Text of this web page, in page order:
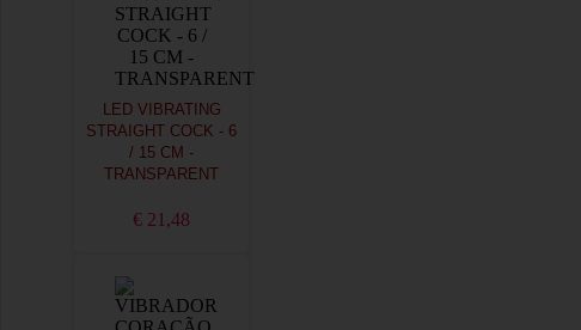
LED VIBRATING
STRAIGHT COCK - 6
/ 15 CM -
TRANSPARENT
€ 21,48